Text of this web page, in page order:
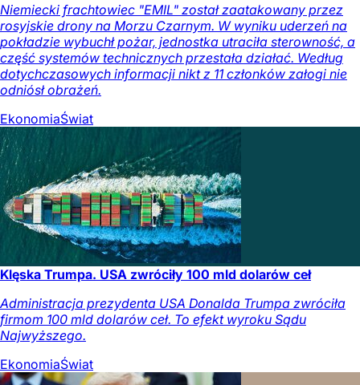
Niemiecki frachtowiec "EMIL" został zaatakowany przez
rosyjskie drony na Morzu Czarnym. W wyniku uderzeń na
pokładzie wybuchł pożar, jednostka utraciła sterowność, a
część systemów technicznych przestała działać. Według
dotychczasowych informacji nikt z 11 członków załogi nie
odniósł obrażeń.
EkonomiaŚwiat
Klęska Trumpa. USA zwróciły 100 mld dolarów ceł
Administracja prezydenta USA Donalda Trumpa zwróciła
firmom 100 mld dolarów ceł. To efekt wyroku Sądu
Najwyższego.
EkonomiaŚwiat